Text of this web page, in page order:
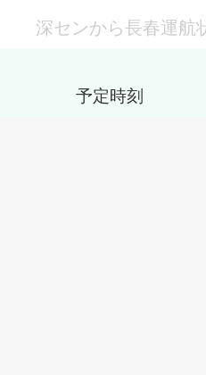
深センから長春運航
予定時刻